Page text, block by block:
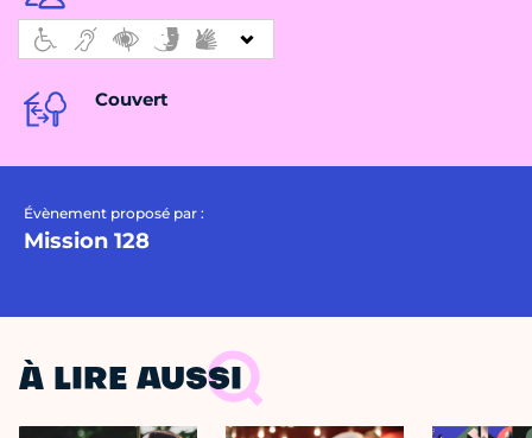
Couvert
Évènement proposé par :
Mission 128
À LIRE AUSSI